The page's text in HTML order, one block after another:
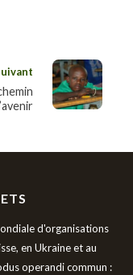
d'organisations
en Ukraine et au
operandi commun :